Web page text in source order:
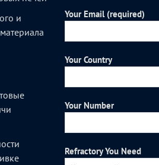
и
Your Email (required)
Your Country
Your Number
Refractory You Need